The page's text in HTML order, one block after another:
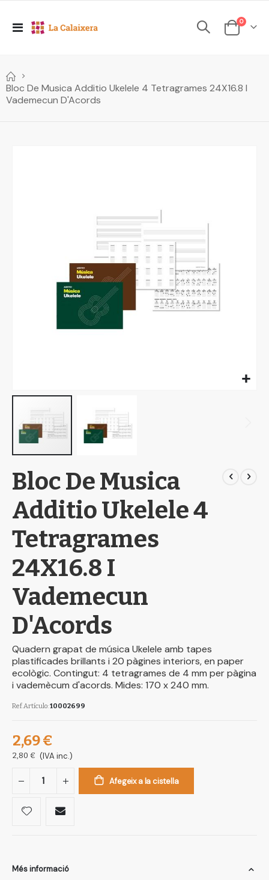
Toggle
Cesta
0elements
Bloc De Musica Additio Ukelele 4 Tetragrames 24X16.8 I
Vademecun D'Acords
to
the
beginning
of
images
gallery
Bloc De Musica
Additio Ukelele 4
Tetragrames
24X16.8 I
Vademecun
D'Acords
Quadern grapat de música Ukelele amb tapes
plastificades brillants i 20 pàgines interiors, en paper
ecològic. Contingut: 4 tetragrames de 4 mm per pàgina
i vademècum d'acords. Mides: 170 x 240 mm.
Ref.Artículo 10002699
2,69 €
2,80 € (IVA inc.)
Afegeix a la cistella
Més informació